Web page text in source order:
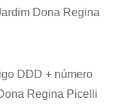
Dona Regina
DDD + número
Regina Picelli